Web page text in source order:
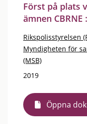
Först på plats
ämnen
Rikspolisstyrelsen
Myndigheten för
(MSB)
2019
Öppna